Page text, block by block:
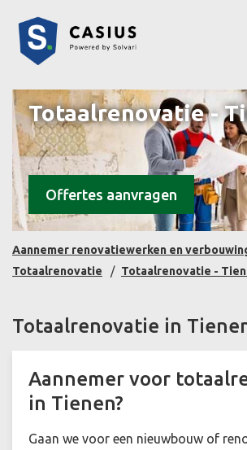
Totaalrenovatie -
Offertes aanvragen
Aannemer renovatiewerken en
Totaalrenovatie
Totaalrenovatie -
Totaalrenovatie in
Aannemer voor
in Tienen?
Gaan we voor een nieuwbouw of